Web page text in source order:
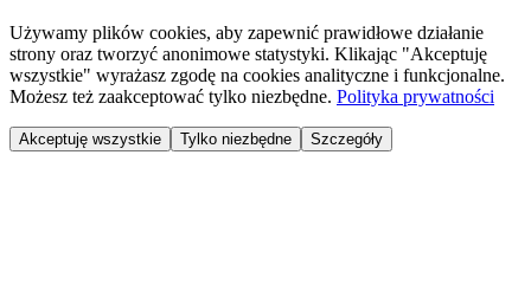
Używamy plików cookies, aby zapewnić prawidłowe działanie
strony oraz tworzyć anonimowe statystyki. Klikając "Akceptuję
wszystkie" wyrażasz zgodę na cookies analityczne i funkcjonalne.
Możesz też zaakceptować tylko niezbędne. Polityka prywatności
Akceptuję wszystkie Tylko niezbędne Szczegóły